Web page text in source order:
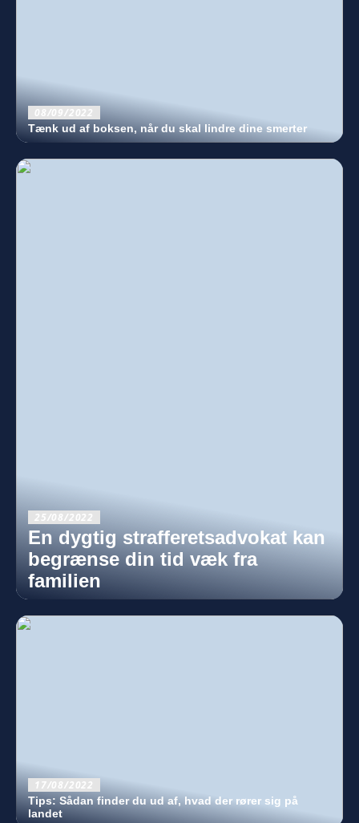
08/09/2022
Tænk ud af boksen, når du skal lindre dine smerter
25/08/2022
En dygtig strafferetsadvokat kan
begrænse din tid væk fra
familien
17/08/2022
Tips: Sådan finder du ud af, hvad der rører sig på
landet